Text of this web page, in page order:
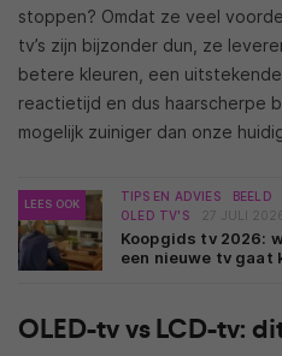
stoppen? Omdat ze veel
tv’s zijn bijzonder dun, ze
betere kleuren, een
reactietijd en dus haarscherpe
mogelijk zuiniger dan onze
LEES OOK
TIPS EN ADVIES BEELD
OLED TV'S
27 JULI
Koopgids tv 2026:
een nieuwe tv gaat
OLED-tv vs LCD-tv: